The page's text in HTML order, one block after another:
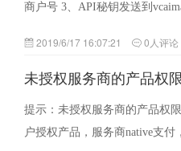
商户号 3、API秘钥发送到
2019/6/17 16:07:21 0人评论
未授权服务商的产品权限
提示：未授权服务商的产品权
户授权产品，服务商native支